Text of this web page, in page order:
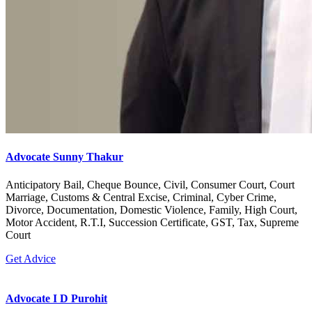
Advocate Sunny Thakur
Anticipatory Bail, Cheque Bounce, Civil, Consumer Court, Court
Marriage, Customs & Central Excise, Criminal, Cyber Crime,
Divorce, Documentation, Domestic Violence, Family, High Court,
Motor Accident, R.T.I, Succession Certificate, GST, Tax, Supreme
Court
Get Advice
Advocate I D Purohit